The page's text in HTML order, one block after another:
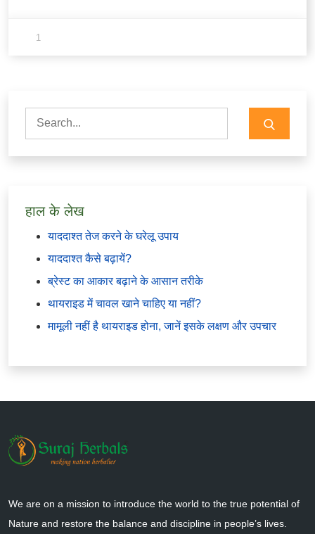
1
Search
for:
हाल के लेख
याददाश्त तेज करने के घरेलू उपाय
याददाश्त कैसे बढ़ायें?
ब्रेस्ट का आकार बढ़ाने के आसान तरीके
थायराइड में चावल खाने चाहिए या नहीं?
मामूली नहीं है थायराइड होना, जानें इसके लक्षण और उपचार
We are on a mission to introduce the world to the true potential of
Nature and restore the balance and discipline in people’s lives.